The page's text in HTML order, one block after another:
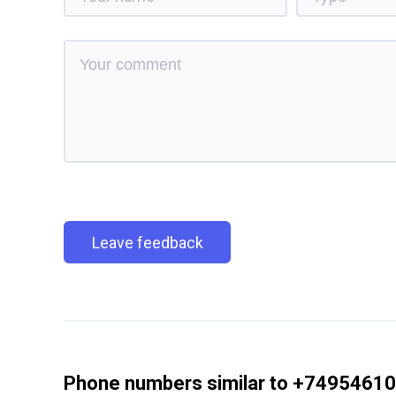
Leave feedback
Phone numbers similar to